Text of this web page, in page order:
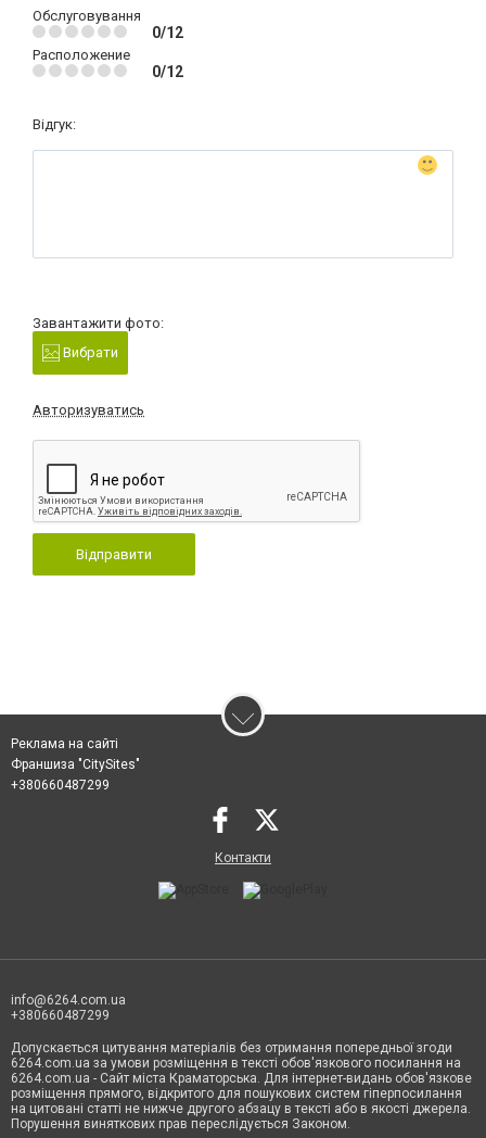
Обслуговування
0/12
Расположение
0/12
Відгук:
Завантажити фото:
Вибрати
Авторизуватись
Відправити
Реклама на сайті
Франшиза "CitySites"
+380660487299
Контакти
info@6264.com.ua
+380660487299
Допускається цитування матеріалів без отримання попередньої згоди
6264.com.ua за умови розміщення в тексті обов'язкового посилання на
6264.com.ua - Сайт міста Краматорська. Для інтернет-видань обов'язкове
розміщення прямого, відкритого для пошукових систем гіперпосилання
на цитовані статті не нижче другого абзацу в тексті або в якості джерела.
Порушення виняткових прав переслідується Законом.